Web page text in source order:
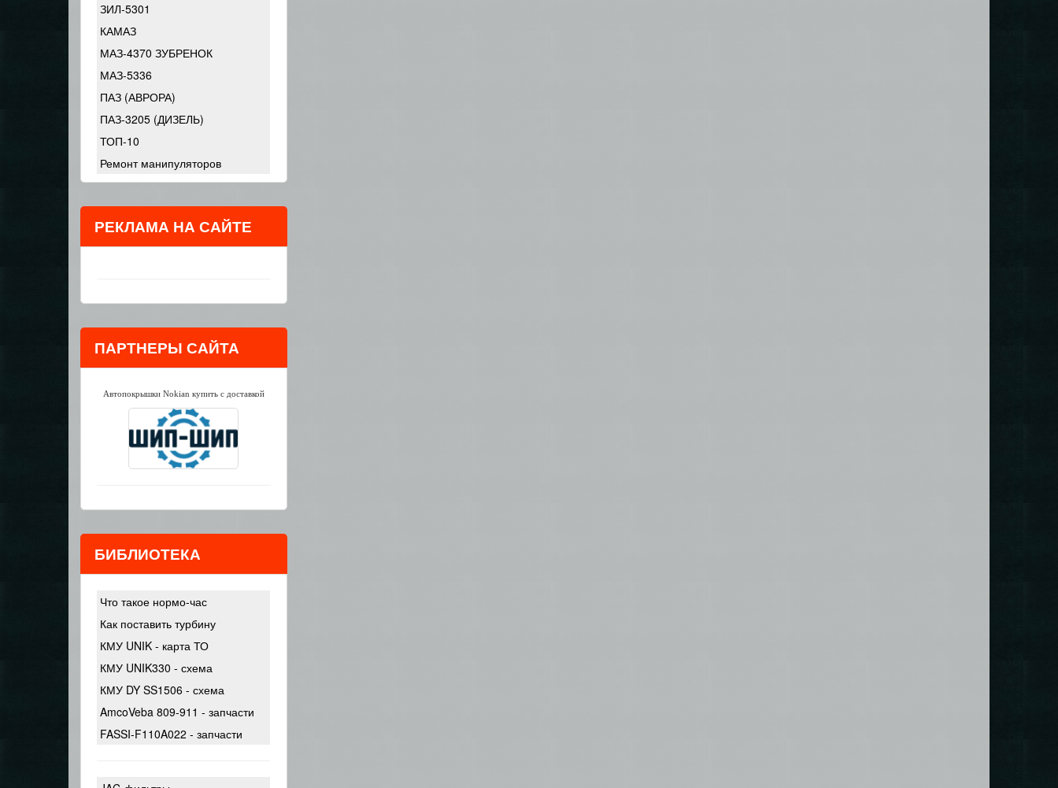
ЗИЛ-5301
КАМАЗ
МАЗ-4370 ЗУБРЕНОК
МАЗ-5336
ПАЗ (АВРОРА)
ПАЗ-3205 (ДИЗЕЛЬ)
ТОП-10
Ремонт манипуляторов
РЕКЛАМА НА САЙТЕ
ПАРТНЕРЫ САЙТА
Автопокрышки Nokian купить с доставкой
БИБЛИОТЕКА
Что такое нормо-час
Как поставить турбину
КМУ UNIK - карта ТО
КМУ UNIK330 - схема
КМУ DY SS1506 - схема
AmcoVeba 809-911 - запчасти
FASSI-F110A022 - запчасти